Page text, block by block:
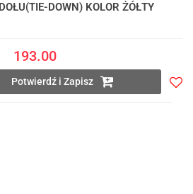
DOWN) KOLOR ŻÓŁTY
193.00
Potwierdź i Zapisz